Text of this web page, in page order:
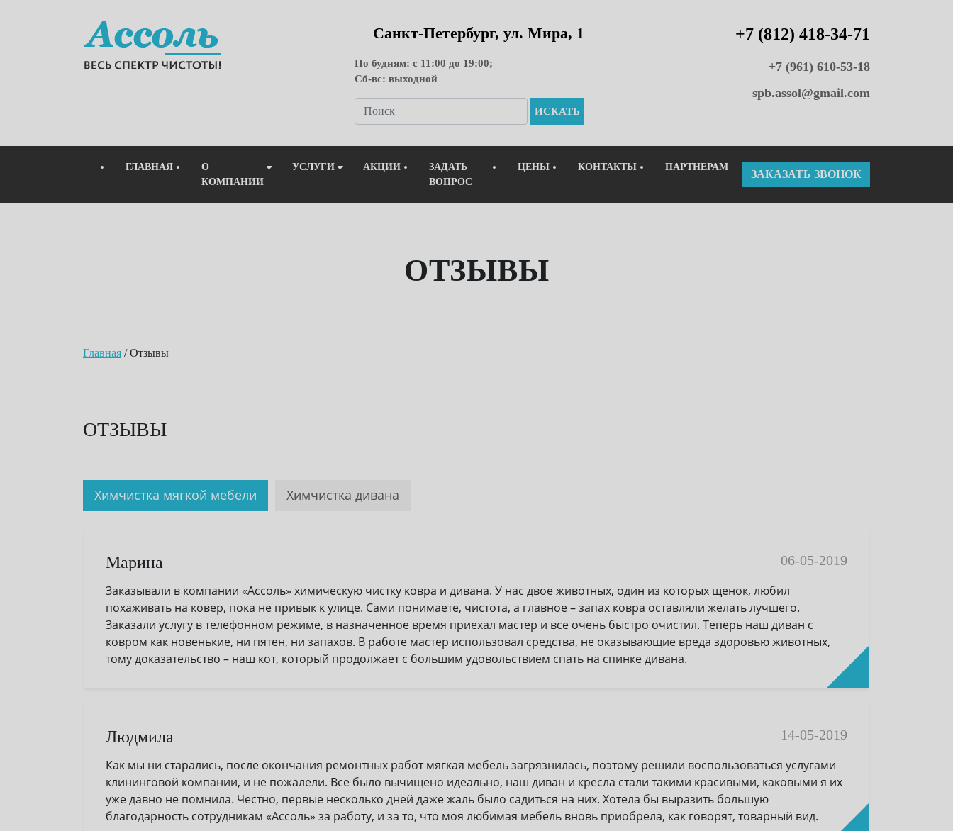
Санкт-Петербург, ул. Мира, 1
По будням: с 11:00 до 19:00;
Сб-вс: выходной
ИСКАТЬ
+7 (812) 418-34-71
+7 (961) 610-53-18
spb.assol@gmail.com
ГЛАВНАЯ
О
КОМПАНИИ
УСЛУГИ АКЦИИ
ЗАДАТЬ
ВОПРОС
ЦЕНЫ КОНТАКТЫ ПАРТНЕРАМ
ОТЗЫВЫ
Главная /Отзывы
ОТЗЫВЫ
Химчистка мягкой мебели Химчистка дивана
Марина
06-05-2019
Заказывали в компании «Ассоль» химическую чистку ковра и дивана. У нас двое животных, один из которых щенок, любил
похаживать на ковер, пока не привык к улице. Сами понимаете, чистота, а главное – запах ковра оставляли желать лучшего.
Заказали услугу в телефонном режиме, в назначенное время приехал мастер и все очень быстро очистил. Теперь наш диван с
ковром как новенькие, ни пятен, ни запахов. В работе мастер использовал средства, не оказывающие вреда здоровью животных,
тому доказательство – наш кот, который продолжает с большим удовольствием спать на спинке дивана.
Людмила
14-05-2019
Как мы ни старались, после окончания ремонтных работ мягкая мебель загрязнилась, поэтому решили воспользоваться услугами
клининговой компании, и не пожалели. Все было вычищено идеально, наш диван и кресла стали такими красивыми, каковыми я их
уже давно не помнила. Честно, первые несколько дней даже жаль было садиться на них. Хотела бы выразить большую
благодарность сотрудникам «Ассоль» за работу, и за то, что моя любимая мебель вновь приобрела, как говорят, товарный вид.